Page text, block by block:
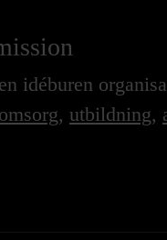
idéburen
, utbildning,